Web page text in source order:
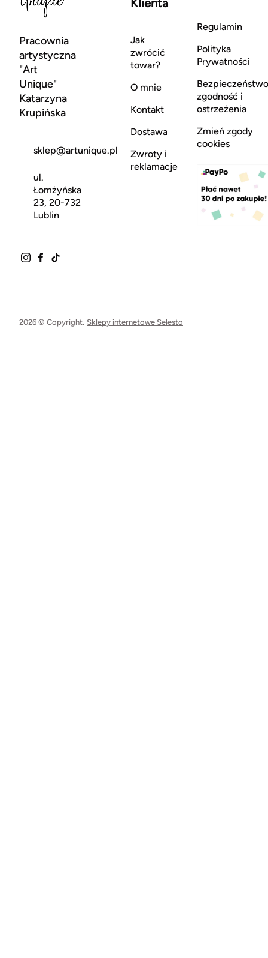
Pracownia
artystyczna
"Art
Unique"
Katarzyna
Krupińska
sklep@artunique.pl
ul.
Łomżyńska
23, 20-732
Lublin
Klienta
Jak
zwrócić
towar?
O mnie
Kontakt
Dostawa
Zwroty i
reklamacje
Regulamin
Polityka
Prywatności
zgodność i
ostrzeżenia
Zmień zgody
cookies
2026 © Copyright. Sklepy internetowe Selesto